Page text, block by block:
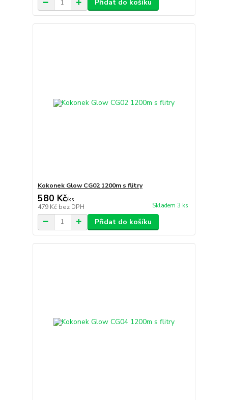
Přidat do košíku
Kokonek Glow CG02 1200m s flitry
580 Kč/ks
479 Kč bez DPH Skladem 3 ks
Přidat do košíku